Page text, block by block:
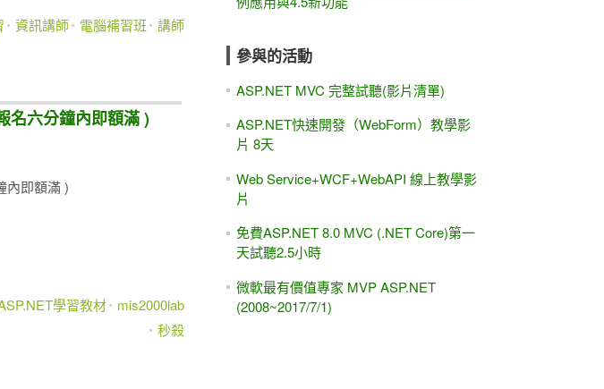
資訊講師 電腦補習班 講師
名六分鐘內即額滿 )
內即額滿 )
學習教材
mis2000lab
秒殺
參與的活動
ASP.NET MVC 完整試聽(影片清單)
ASP.NET快速開發（WebForm）教學影
片 8天
Web Service+WCF+WebAPI 線上教學影
片
免費ASP.NET 8.0 MVC (.NET Core)第一
天試聽2.5小時
微軟最有價值專家 MVP ASP.NET
(2008~2017/7/1)